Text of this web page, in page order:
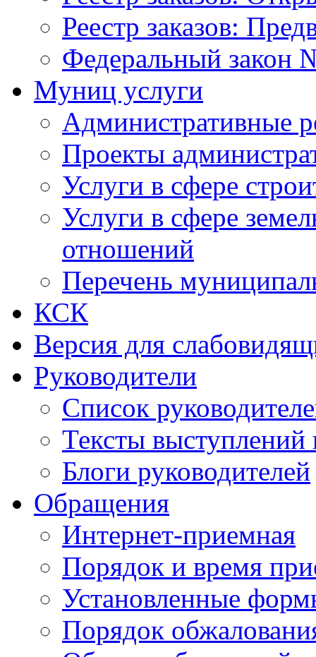
Реестр заказов:
Федеральный закон
Муниц услуги
Административные
Проекты
Услуги в сфере
Услуги в сфере
отношений
Перечень
КСК
Версия для
Руководители
Список
Тексты выступлений
Блоги руководителей
Обращения
Интернет-приемная
Порядок и время
Установленные
Порядок